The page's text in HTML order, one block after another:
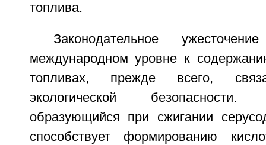
топлива.
Законодательное
международном уровне к
топливах, прежде всего,
экологической
образующийся при сжигании
способствует формированию